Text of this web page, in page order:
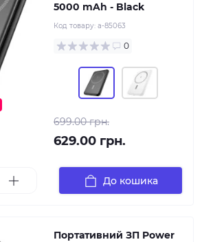
5000 mAh - Black
Код товару: a-85063
0
699.00 грн.
629.00 грн.
До кошика
Портативний ЗП Power